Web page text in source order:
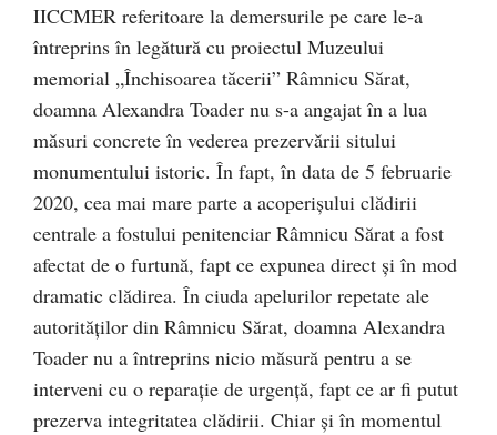
IICCMER referitoare la demersurile pe care le-a
întreprins în legătură cu proiectul Muzeului
memorial „Închisoarea tăcerii” Râmnicu Sărat,
doamna Alexandra Toader nu s-a angajat în a lua
măsuri concrete în vederea prezervării sitului
monumentului istoric. În fapt, în data de 5 februarie
2020, cea mai mare parte a acoperișului clădirii
centrale a fostului penitenciar Râmnicu Sărat a fost
afectat de o furtună, fapt ce expunea direct și în mod
dramatic clădirea. În ciuda apelurilor repetate ale
autorităților din Râmnicu Sărat, doamna Alexandra
Toader nu a întreprins nicio măsură pentru a se
interveni cu o reparație de urgență, fapt ce ar fi putut
prezerva integritatea clădirii. Chiar și în momentul